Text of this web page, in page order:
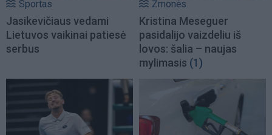
Sportas
Jasikevičiaus vedami
Lietuvos vaikinai patiesė
serbus
Žmonės
Kristina Meseguer
pasidalijo vaizdeliu iš
lovos: šalia – naujas
mylimasis (1)